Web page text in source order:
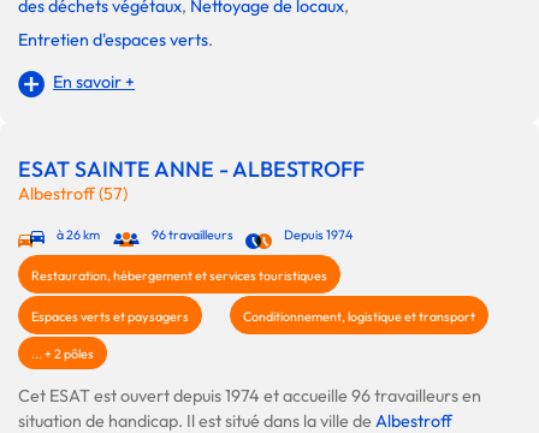
des déchets végétaux, Nettoyage de locaux,
Entretien d'espaces verts.
En savoir +
ESAT SAINTE ANNE - ALBESTROFF
Albestroff (57)
à 26 km 96 travailleurs Depuis 1974
Restauration, hébergement et services touristiques
Espaces verts et paysagers Conditionnement, logistique et transport
... + 2 pôles
Cet ESAT est ouvert depuis 1974 et accueille 96 travailleurs en
situation de handicap. Il est situé dans la ville deAlbestroff